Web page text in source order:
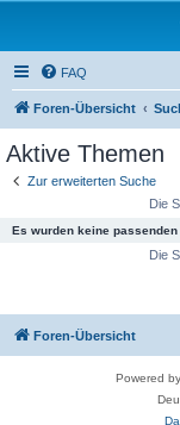
FAQ
Foren-Übersicht
Aktive Themen
Zur erweiterten Suche
Die
Es wurden keine passenden
Die
Foren-Übersicht
Powered by